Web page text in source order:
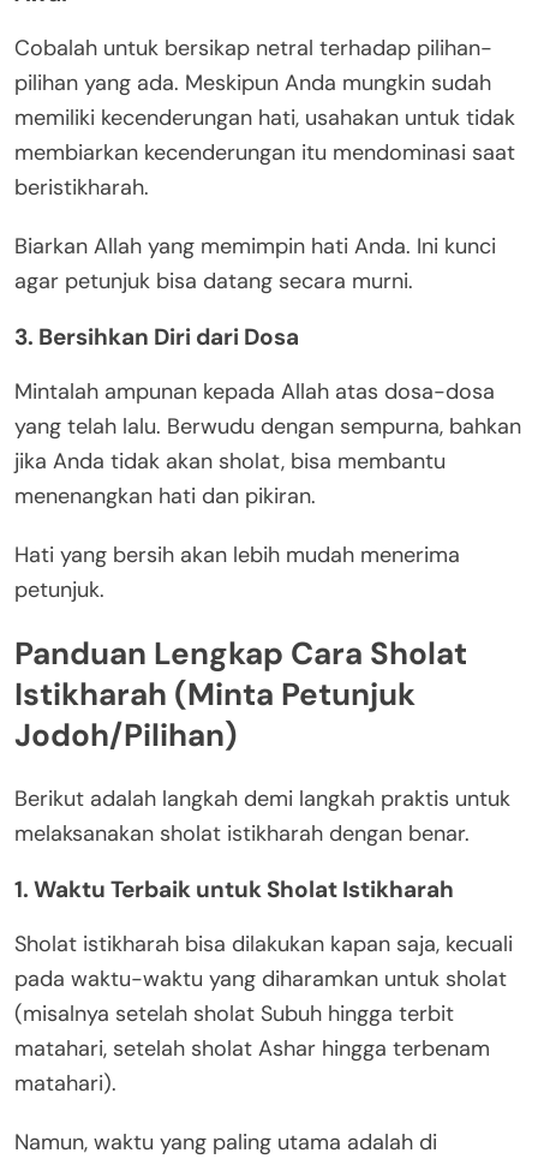
Cobalah untuk bersikap netral terhadap pilihan-
pilihan yang ada. Meskipun Anda mungkin sudah
memiliki kecenderungan hati, usahakan untuk tidak
membiarkan kecenderungan itu mendominasi saat
beristikharah.
Biarkan Allah yang memimpin hati Anda. Ini kunci
agar petunjuk bisa datang secara murni.
3. Bersihkan Diri dari Dosa
Mintalah ampunan kepada Allah atas dosa-dosa
yang telah lalu. Berwudu dengan sempurna, bahkan
jika Anda tidak akan sholat, bisa membantu
menenangkan hati dan pikiran.
Hati yang bersih akan lebih mudah menerima
petunjuk.
Panduan Lengkap Cara Sholat
Istikharah (Minta Petunjuk
Jodoh/Pilihan)
Berikut adalah langkah demi langkah praktis untuk
melaksanakan sholat istikharah dengan benar.
1. Waktu Terbaik untuk Sholat Istikharah
Sholat istikharah bisa dilakukan kapan saja, kecuali
pada waktu-waktu yang diharamkan untuk sholat
(misalnya setelah sholat Subuh hingga terbit
matahari, setelah sholat Ashar hingga terbenam
matahari).
Namun, waktu yang paling utama adalah di